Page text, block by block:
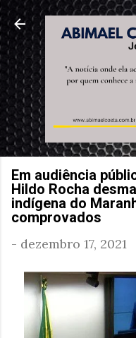
Pular
Em audiência
Hildo Rocha
indígena do
comprovados
- dezembro 17, 2021